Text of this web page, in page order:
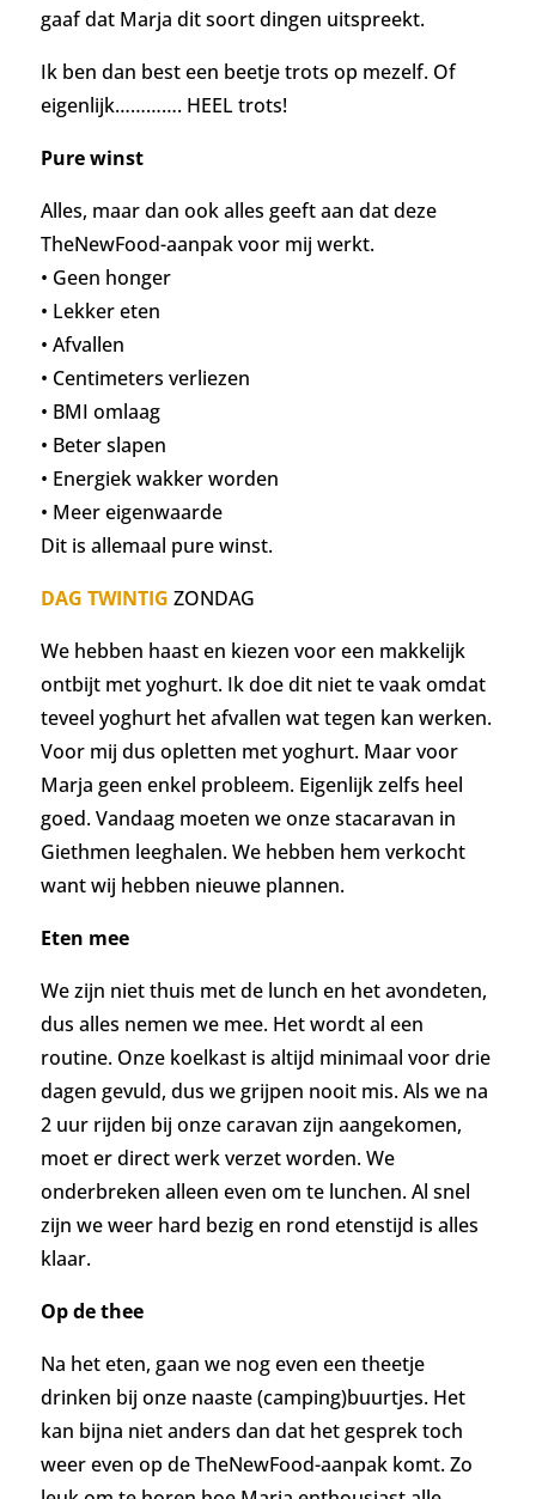
gaaf dat Marja dit soort dingen uitspreekt.
Ik ben dan best een beetje trots op mezelf. Of
eigenlijk…………. HEEL trots!
Pure winst
Alles, maar dan ook alles geeft aan dat deze
TheNewFood-aanpak voor mij werkt.
• Geen honger
• Lekker eten
• Afvallen
• Centimeters verliezen
• BMI omlaag
• Beter slapen
• Energiek wakker worden
• Meer eigenwaarde
Dit is allemaal pure winst.
DAG TWINTIGZONDAG
We hebben haast en kiezen voor een makkelijk
ontbijt met yoghurt. Ik doe dit niet te vaak omdat
teveel yoghurt het afvallen wat tegen kan werken.
Voor mij dus opletten met yoghurt. Maar voor
Marja geen enkel probleem. Eigenlijk zelfs heel
goed.Vandaag moeten we onze stacaravan in
Giethmen leeghalen. We hebben hem verkocht
want wij hebben nieuwe plannen.
Eten mee
We zijn niet thuis met de lunch en het avondeten,
dus alles nemen we mee. Het wordt al een
routine. Onze koelkast is altijd minimaal voor drie
dagen gevuld, dus we grijpen nooit mis.Als we na
2 uur rijden bij onze caravan zijn aangekomen,
moet er direct werk verzet worden. We
onderbreken alleen even om te lunchen.Al snel
zijn we weer hard bezig en rond etenstijd is alles
klaar.
Op de thee
Na het eten, gaan we nog even een theetje
drinken bij onze naaste (camping)buurtjes. Het
kan bijna niet anders dan dat het gesprek toch
weer even op de TheNewFood-aanpak komt. Zo